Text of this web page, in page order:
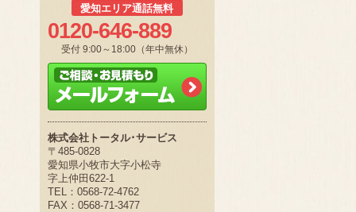
愛知エリア通話無料
0120-646-889
受付 9:00～18:00（年中無休）
株式会社トータル･サービス
〒485-0828
愛知県小牧市大字小松寺
字上仲田622-1
TEL：0568-72-4762
FAX：0568-71-3477